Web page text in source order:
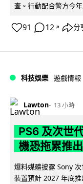
查。行動配合警方今
91 12 ↗ 分
科技娛樂 遊戲情報
Lawton 13 小時
PS6 及次世
機恐拖累推
爆料媒體披露 Sony
裝置預計 2027 年底